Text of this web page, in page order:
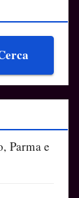
Parma e